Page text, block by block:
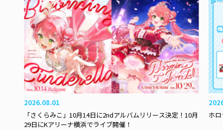
2026.08.01
「さくらみこ」10月14日に2ndアルバムリリース決定！10月
29日にKアリーナ横浜でライブ開催！
ホ